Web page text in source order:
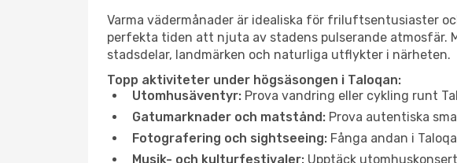
Varma vädermånader är idealiska för friluftsentusiaster
perfekta tiden att njuta av stadens pulserande atmosfär.
stadsdelar, landmärken och naturliga utflykter i närheten.
Topp aktiviteter under högsäsongen i Taloqan:
Utomhusäventyr: Prova vandring eller cykling runt
Gatumarknader och matstånd: Prova autentiska
Fotografering och sightseeing: Fånga andan i
Musik- och kulturfestivaler: Upptäck